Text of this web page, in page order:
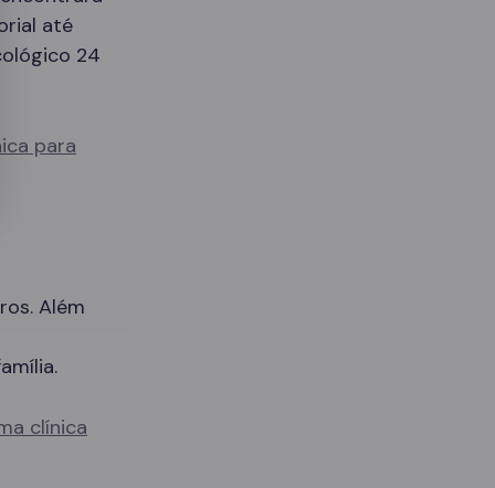
até
24
para
Além
clínica